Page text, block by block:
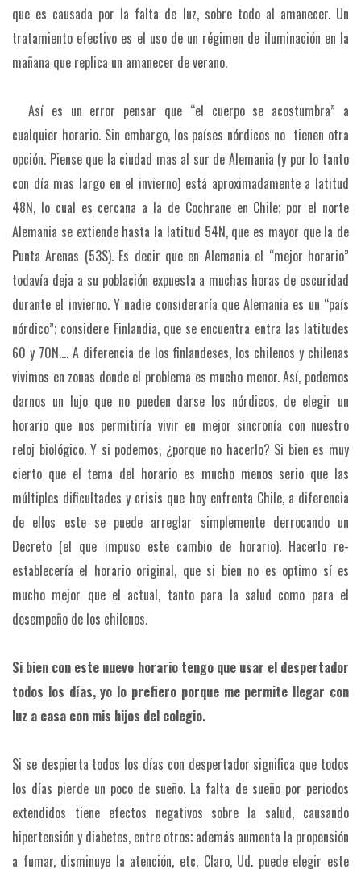
que es causada por la falta de luz, sobre todo al amanecer. Un
tratamiento efectivo es el uso de un régimen de iluminación en la
mañana que replica un amanecer de verano.
Así es un error pensar que “el cuerpo se acostumbra” a
cualquier horario. Sin embargo, los países nórdicos no tienen otra
opción. Piense que la ciudad mas al sur de Alemania (y por lo tanto
con día mas largo en el invierno) está aproximadamente a latitud
48N, lo cual es cercana a la de Cochrane en Chile; por el norte
Alemania se extiende hasta la latitud 54N, que es mayor que la de
Punta Arenas (53S). Es decir que en Alemania el “mejor horario”
todavía deja a su población expuesta a muchas horas de oscuridad
durante el invierno. Y nadie consideraría que Alemania es un “país
nórdico”; considere Finlandia, que se encuentra entra las latitudes
60 y 70N…. A diferencia de los finlandeses, los chilenos y chilenas
vivimos en zonas donde el problema es mucho menor. Así, podemos
darnos un lujo que no pueden darse los nórdicos, de elegir un
horario que nos permitiría vivir en mejor sincronía con nuestro
reloj biológico. Y si podemos, ¿porque no hacerlo? Si bien es muy
cierto que el tema del horario es mucho menos serio que las
múltiples dificultades y crisis que hoy enfrenta Chile, a diferencia
de ellos este se puede arreglar simplemente derrocando un
Decreto (el que impuso este cambio de horario). Hacerlo re-
establecería el horario original, que si bien no es optimo sí es
mucho mejor que el actual, tanto para la salud como para el
desempeño de los chilenos.
Si bien con este nuevo horario tengo que usar el despertador
todos los días, yo lo prefiero porque me permite llegar con
luz a casa con mis hijos del colegio.
Si se despierta todos los días con despertador significa que todos
los días pierde un poco de sueño. La falta de sueño por periodos
extendidos tiene efectos negativos sobre la salud, causando
hipertensión y diabetes, entre otros; además aumenta la propensión
a fumar, disminuye la atención, etc. Claro, Ud. puede elegir este